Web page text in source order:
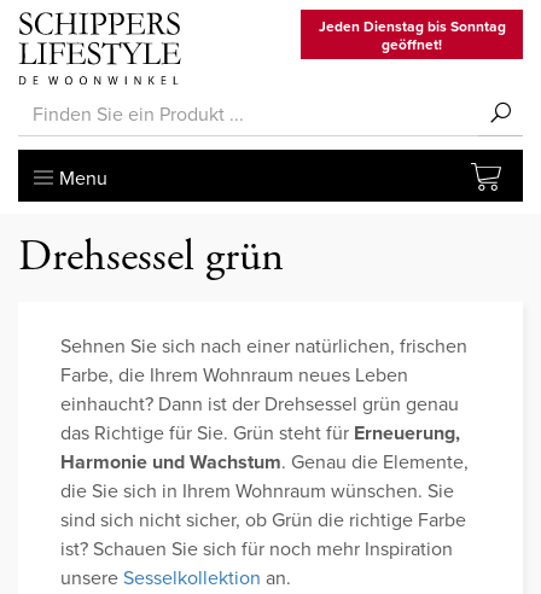
Jeden Dienstag bis Sonntag
geöffnet!
Menu
Drehsessel grün
Sehnen Sie sich nach einer natürlichen, frischen
Farbe, die Ihrem Wohnraum neues Leben
einhaucht? Dann ist der Drehsessel grün genau
das Richtige für Sie. Grün steht für Erneuerung,
Harmonie und Wachstum. Genau die Elemente,
die Sie sich in Ihrem Wohnraum wünschen. Sie
sind sich nicht sicher, ob Grün die richtige Farbe
ist? Schauen Sie sich für noch mehr Inspiration
unsereSesselkollektion an.